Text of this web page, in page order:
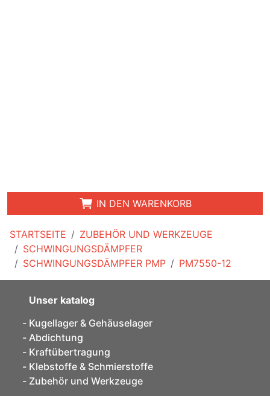
STARTSEITE
ZUBEHÖR UND WERKZEUGE
SCHWINGUNGSDÄMPFER
SCHWINGUNGSDÄMPFER PMP
PM7550-12
IN DEN WARENKORB
Unser katalog
Kugellager & Gehäuselager
Abdichtung
Kraftübertragung
Klebstoffe & Schmierstoffe
Zubehör und Werkzeuge